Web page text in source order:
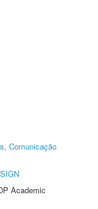
Comunicação
Academic